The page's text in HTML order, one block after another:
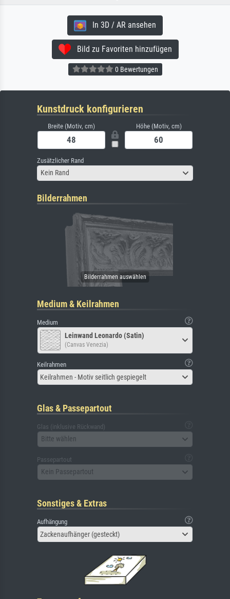
In 3D / AR ansehen
Bild zu Favoriten hinzufügen
0 Bewertungen
Kunstdruck konfigurieren
Breite (Motiv, cm) Höhe (Motiv, cm)
Zusätzlicher Rand
Kein Rand
Bilderrahmen
Medium & Keilrahmen
Medium
Leinwand Leonardo (Satin)
(Canvas Venezia)
Keilrahmen
Keilrahmen - Motiv seitlich gespiegelt
Glas & Passepartout
Glas (inklusive Rückwand)
Bitte wählen
Passepartout
Kein Passepartout
Sonstiges & Extras
Aufhängung
Zackenaufhänger (gesteckt)